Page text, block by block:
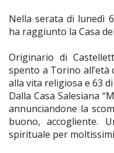
Nella serata di lunedì
ha raggiunto la Casa
Originario di
spento a Torino all’età
alla vita religiosa e 63
Dalla Casa Salesiana
annunciandone la
buono, accogliente.
spirituale per